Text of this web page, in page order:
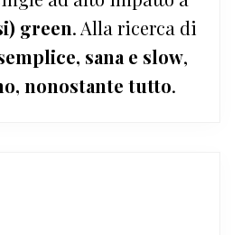
green. Alla ricerca di
sana e slow,
nonostante tutto.